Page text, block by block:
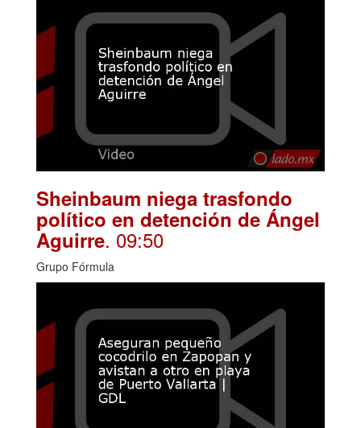
Sheinbaum niega trasfondo
político en detención de Ángel
Aguirre. 09:50
Grupo Fórmula